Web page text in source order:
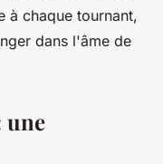
à chaque tournant,
dans l'âme de
une